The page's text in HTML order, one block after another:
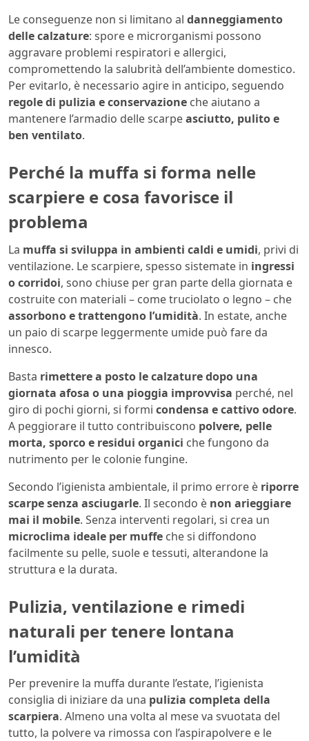
Le conseguenze non si limitano al danneggiamento
delle calzature: spore e microrganismi possono
aggravare problemi respiratori e allergici,
compromettendo la salubrità dell’ambiente domestico.
Per evitarlo, è necessario agire in anticipo, seguendo
regole di pulizia e conservazione che aiutano a
mantenere l’armadio delle scarpeasciutto, pulito e
ben ventilato.
Perché la muffa si forma nelle
scarpiere e cosa favorisce il
problema
La muffa si sviluppa in ambienti caldi e umidi, privi di
ventilazione. Le scarpiere, spesso sistemate in ingressi
o corridoi, sono chiuse per gran parte della giornata e
costruite con materiali – come truciolato o legno – che
assorbono e trattengono l’umidità. In estate, anche
un paio di scarpe leggermente umide può fare da
innesco.
Basta rimettere a posto le calzature dopo una
giornata afosa o una pioggia improvvisa perché, nel
giro di pochi giorni, si formi condensa e cattivo odore.
A peggiorare il tutto contribuiscono polvere, pelle
morta, sporco e residui organici che fungono da
nutrimento per le colonie fungine.
Secondo l’igienista ambientale, il primo errore è riporre
scarpe senza asciugarle. Il secondo è non arieggiare
mai il mobile. Senza interventi regolari, si crea un
microclima ideale per muffe che si diffondono
facilmente su pelle, suole e tessuti, alterandone la
struttura e la durata.
Pulizia, ventilazione e rimedi
naturali per tenere lontana
l’umidità
Per prevenire la muffa durante l’estate, l’igienista
consiglia di iniziare da una pulizia completa della
scarpiera. Almeno una volta al mese va svuotata del
tutto, la polvere va rimossa con l’aspirapolvere e le